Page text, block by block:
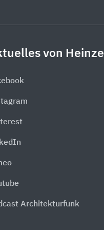
von Heinze
Architekturfunk